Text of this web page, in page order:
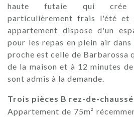
haute futaie qui crée
particulièrement frais l'été et
appartement dispose d'un
pour les repas en plein air
proche est celle de Barbarossa
de la maison et à 12 minutes
sont admis à la demande.
Trois pièces B rez-de-
Appartement de 75m²